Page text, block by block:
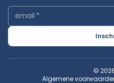
email *
©
Algemene